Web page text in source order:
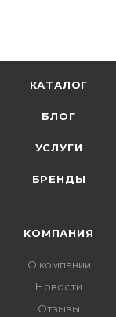
КАТАЛОГ
БЛОГ
УСЛУГИ
БРЕНДЫ
КОМПАНИЯ
О компании
Новости
Отзывы